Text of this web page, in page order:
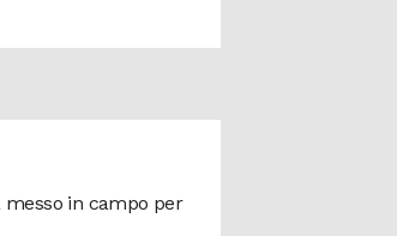
messo in campo per